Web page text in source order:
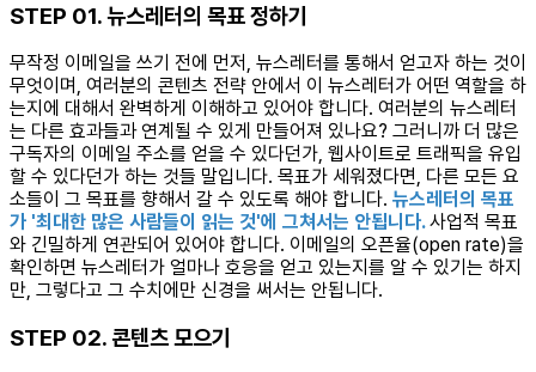
STEP 01. 뉴스레터의 목표 정하기
무작정 이메일을 쓰기 전에 먼저, 뉴스레터를 통해서 얻고자 하는 것이
무엇이며, 여러분의 콘텐츠 전략 안에서 이 뉴스레터가 어떤 역할을 하
는지에 대해서 완벽하게 이해하고 있어야 합니다. 여러분의 뉴스레터
는 다른 효과들과 연계될 수 있게 만들어져 있나요? 그러니까 더 많은
구독자의 이메일 주소를 얻을 수 있다던가, 웹사이트로 트래픽을 유입
할 수 있다던가 하는 것들 말입니다. 목표가 세워졌다면, 다른 모든 요
소들이 그 목표를 향해서 갈 수 있도록 해야 합니다. 뉴스레터의 목표
가 '최대한 많은 사람들이 읽는 것'에 그쳐서는 안됩니다.사업적 목표
와 긴밀하게 연관되어 있어야 합니다. 이메일의 오픈율(open rate)을
확인하면 뉴스레터가 얼마나 호응을 얻고 있는지를 알 수 있기는 하지
만, 그렇다고 그 수치에만 신경을 써서는 안됩니다.
STEP 02. 콘텐츠 모으기